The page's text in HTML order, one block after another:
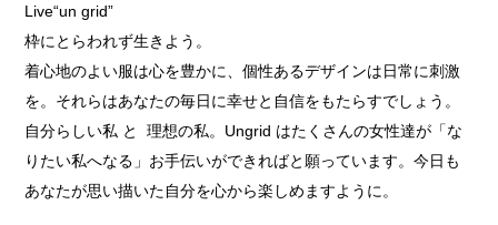
Live“un grid”
枠にとらわれず生きよう。
着心地のよい服は心を豊かに、個性あるデザインは日常に刺激
を。それらはあなたの毎日に幸せと自信をもたらすでしょう。
自分らしい私 と 理想の私。Ungrid はたくさんの女性達が「な
りたい私へなる」お手伝いができればと願っています。今日も
あなたが思い描いた自分を心から楽しめますように。